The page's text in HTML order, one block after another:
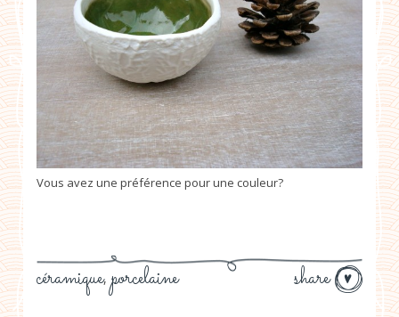
Vous avez une préférence pour une couleur?
share
céramique, porcelaine